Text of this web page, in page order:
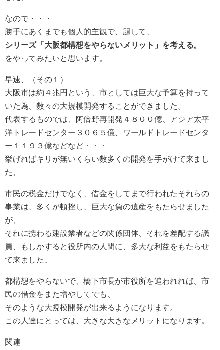
なので・・・
勝手にあくまでも個人的主観で、題して、
シリーズ「大阪都構想をやらないメリット」を考える。
をやってみたいと思います。
早速、（その１）
大阪市は約４兆円という、市としては巨大な予算を持って
いた為、数々の大規模開発することができました。
代表するものでは、阿倍野再開発４８００億、アジア太平
洋トレードセンター３０６５億、ワールドトレードセンタ
ー１１９３億などなど・・・
挙げればキリが無いくらい数多くの開発を手がけて来まし
た。
市民の税金だけでなく、借金をしてまで行われたそれらの
事業は、多くが頓挫し、巨大な負の遺産をもたらせました
が、
それに携わる建設業者などの関係団体、それを差配する議
員、もしかすると役所内の人間に、多大な利益をもたらせ
て来ました。
都構想をやらないで、橋下市長が市役所を追われれば、市
民の借金をまた増やしてでも、
そのような大規模開発が出来るようになります。
この人達にとっては、大きな大きなメリットになります。
関連